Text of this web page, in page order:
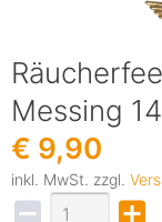
Messing
€ 9,90
inkl. MwSt. zzgl.